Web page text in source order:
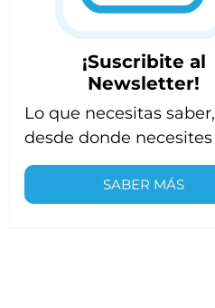
¡Suscribite al
Newsletter!
Lo que necesitas saber,
desde donde necesites
SABER MÁS